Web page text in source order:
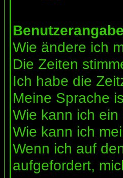
Wie ändere ich
Die Zeiten
Ich habe die
Meine Sprache
Wie kann ich
Wie kann ich
Wenn ich auf
aufgefordert,